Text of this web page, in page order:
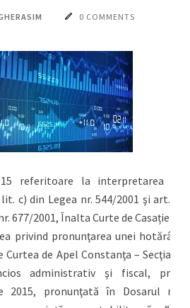
0 COMMENTS
referitoare la interpretarea şi
c) din Legea nr. 544/2001 şi art. 3
677/2001, Înalta Curte de Casație și
privind pronunţarea unei hotărâri
de Apel Constanţa – Secţia a
administrativ şi fiscal, prin
pronunţată în Dosarul nr.